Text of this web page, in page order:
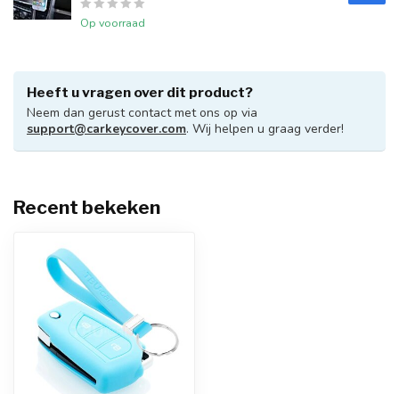
Op voorraad
Heeft u vragen over dit product?
Neem dan gerust contact met ons op via
support@carkeycover.com. Wij helpen u graag verder!
Recent bekeken